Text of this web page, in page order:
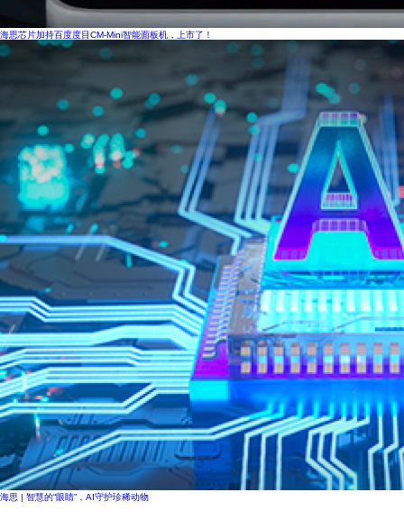
海思芯片加持百度度目CM-Mini智能面板机，上市了！
海思 | 智慧的“眼睛”，AI守护珍稀动物